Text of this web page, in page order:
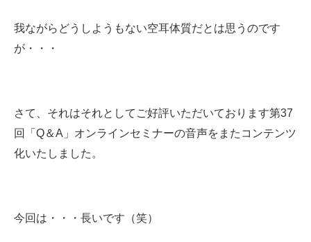
我ながらどうしようもない空耳体質だとは思うのです
が・・・
さて、それはそれとしてご好評いただいております第37
回「Q＆A」オンラインセミナーの音声をまたコンテンツ
化いたしました。
今回は・・・長いです（笑）